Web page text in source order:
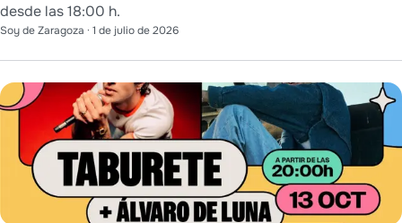
desde las 18:00 h.
Soy de Zaragoza · 1 de julio de 2026